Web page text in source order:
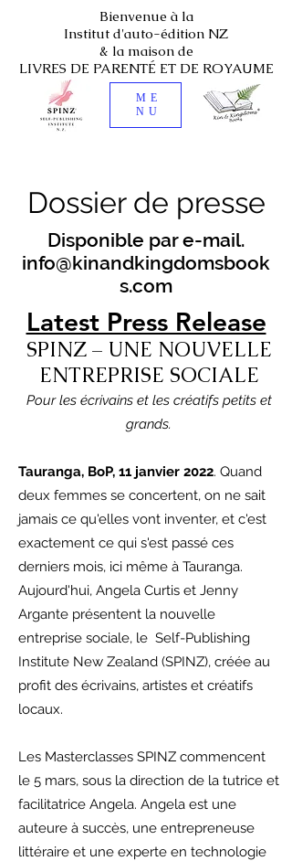
Bienvenue à la
Institut d'auto-édition NZ
& la maison de
LIVRES DE PARENTÉ ET DE ROYAUME
ME
NU
Dossier de presse
Disponible par e-mail.
info@kinandkingdomsbook
s.com
Latest Press Release
SPINZ – UNE NOUVELLE
ENTREPRISE SOCIALE
Pour les écrivains et les créatifs petits et
grands.
Tauranga, BoP, 11 janvier 2022. Quand
deux femmes se concertent, on ne sait
jamais ce qu'elles vont inventer, et c'est
exactement ce qui s'est passé ces
derniers mois, ici même à Tauranga.
Aujourd'hui, Angela Curtis et Jenny
Argante présentent la nouvelle
entreprise sociale, le Self-Publishing
Institute New Zealand (SPINZ), créée au
profit des écrivains, artistes et créatifs
locaux.
Les Masterclasses SPINZ commencent
le 5 mars, sous la direction de la tutrice et
facilitatrice Angela. Angela est une
auteure à succès, une entrepreneuse
littéraire et une experte en technologie